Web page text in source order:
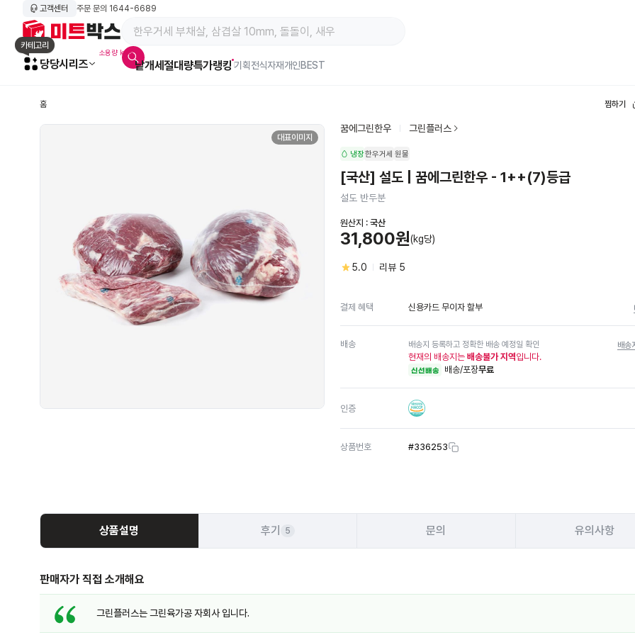
고객센터 주문 문의 1644-6689
메인 페이지 바로가기
카테고리
당당시리즈
소용량 kg육
낱개세절대량특가랭킹알람아이콘
기획전식자재개인BEST
홈 찜하기
대표이미지
꿈에그린한우 그린플러스
냉장한우거세 원물
[국산] 설도 | 꿈에그린한우 - 1++(7)등급
설도 반두분
원산지 : 국산
31,800원(kg당)
5.0 리뷰 5
결제 혜택 신용카드 무이자 할부
배송 배송지 등록하고 정확한 배송 예정일 확인 배송
현재의 배송지는 배송불가 지역입니다.
신선배송 배송/포장무료
인증
상품번호 #336253
상품설명 후기 5 문의 유의사항
판매자가 직접 소개해요
그린플러스는 그린육가공 자회사 입니다.